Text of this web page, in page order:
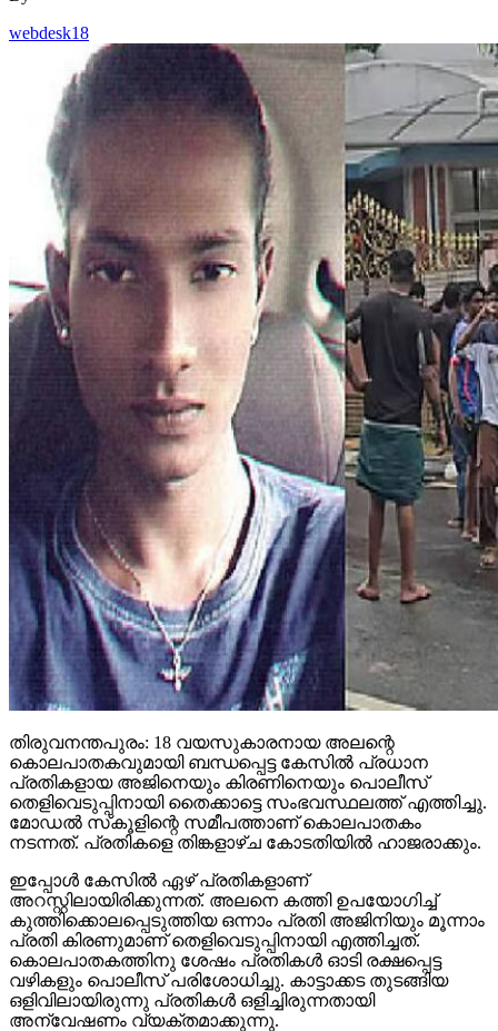
webdesk18
തിരുവനന്തപുരം: 18 വയസുകാരനായ അലന്റെ
കൊലപാതകവുമായി ബന്ധപ്പെട്ട കേസില്‍ പ്രധാന
പ്രതികളായ അജിനെയും കിരണിനെയും പൊലീസ്
തെളിവെടുപ്പിനായി തൈക്കാട്ടെ സംഭവസ്ഥലത്ത് എത്തിച്ചു.
മോഡല്‍ സ്‌കൂളിന്റെ സമീപത്താണ് കൊലപാതകം
നടന്നത്. പ്രതികളെ തിങ്കളാഴ്ച കോടതിയില്‍ ഹാജരാക്കും.
ഇപ്പോള്‍ കേസില്‍ ഏഴ് പ്രതികളാണ്
അറസ്റ്റിലായിരിക്കുന്നത്. അലനെ കത്തി ഉപയോഗിച്ച്
കുത്തിക്കൊലപ്പെടുത്തിയ ഒന്നാം പ്രതി അജിനിയും മൂന്നാം
പ്രതി കിരണുമാണ് തെളിവെടുപ്പിനായി എത്തിച്ചത്.
കൊലപാതകത്തിനു ശേഷം പ്രതികള്‍ ഓടി രക്ഷപ്പെട്ട
വഴികളും പൊലീസ് പരിശോധിച്ചു. കാട്ടാക്കട തുടങ്ങിയ
ഒളിവിലായിരുന്നു പ്രതികള്‍ ഒളിച്ചിരുന്നതായി
അന്വേഷണം വ്യക്തമാക്കുന്നു.